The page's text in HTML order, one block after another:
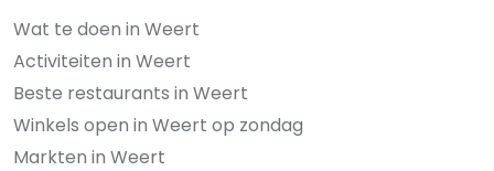
Wat te doen in Weert
Activiteiten in Weert
Beste restaurants in Weert
Winkels open in Weert op zondag
Markten in Weert